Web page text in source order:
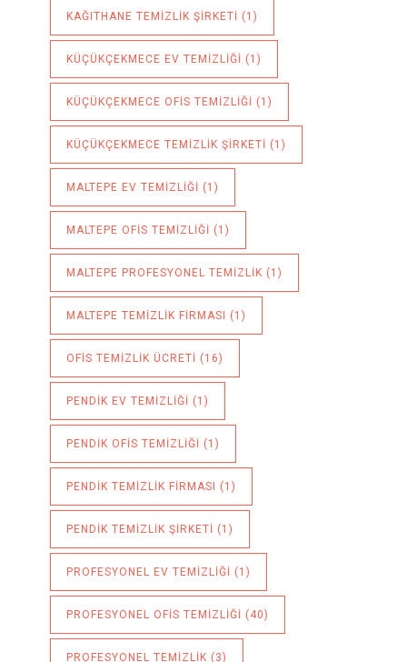
KAĞITHANE TEMIZLIK ŞIRKETI (1)
KÜÇÜKÇEKMECE EV TEMIZLIĞI (1)
KÜÇÜKÇEKMECE OFIS TEMIZLIĞI (1)
KÜÇÜKÇEKMECE TEMIZLIK ŞIRKETI (1)
MALTEPE EV TEMIZLIĞI (1)
MALTEPE OFIS TEMIZLIĞI (1)
MALTEPE PROFESYONEL TEMIZLIK (1)
MALTEPE TEMIZLIK FIRMASI (1)
OFIS TEMIZLIK ÜCRETI (16)
PENDIK EV TEMIZLIĞI (1)
PENDIK OFIS TEMIZLIĞI (1)
PENDIK TEMIZLIK FIRMASI (1)
PENDIK TEMIZLIK ŞIRKETI (1)
PROFESYONEL EV TEMIZLIĞI (1)
PROFESYONEL OFIS TEMIZLIĞI (40)
PROFESYONEL TEMIZLIK (3)